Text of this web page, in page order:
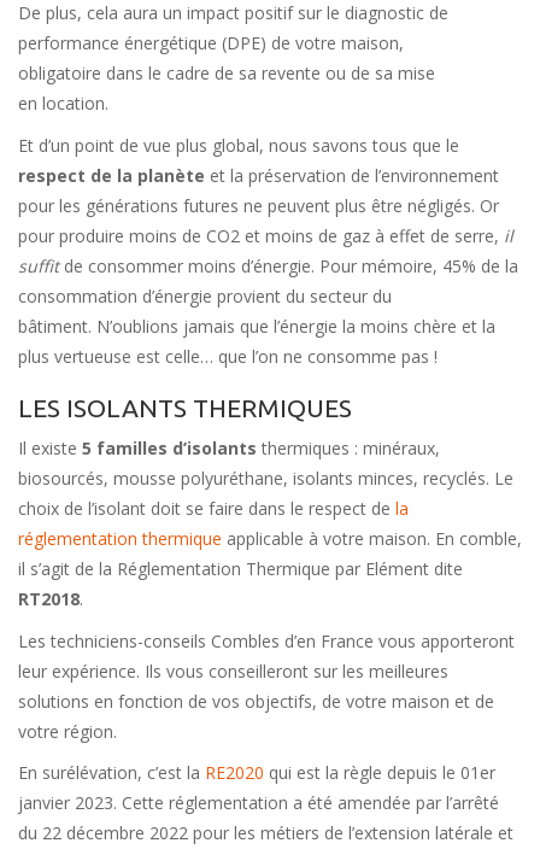
De plus, cela aura un impact positif sur le diagnostic de
performance énergétique (DPE) de votre maison,
obligatoire dans le cadre de sa revente ou de sa mise
en location.
Et d’un point de vue plus global, nous savons tous que le
respect de la planète et la préservation de l’environnement
pour les générations futures ne peuvent plus être négligés. Or
pour produire moins de CO2 et moins de gaz à effet de serre, il
suffitde consommer moins d’énergie. Pour mémoire, 45% de la
consommation d’énergie provient du secteur du
bâtiment. N’oublions jamais que l’énergie la moins chère et la
plus vertueuse est celle… que l’on ne consomme pas !
LES ISOLANTS THERMIQUES
Il existe 5 familles d’isolants thermiques : minéraux,
biosourcés, mousse polyuréthane, isolants minces, recyclés. Le
choix de l’isolant doit se faire dans le respect de la
réglementation thermique applicable à votre maison. En comble,
il s’agit de la Réglementation Thermique par Elément dite
RT2018.
Les techniciens-conseils Combles d’en France vous apporteront
leur expérience. Ils vous conseilleront sur les meilleures
solutions en fonction de vos objectifs, de votre maison et de
votre région.
En surélévation, c’est la RE2020 qui est la règle depuis le 01er
janvier 2023. Cette réglementation a été amendée par l’arrêté
du 22 décembre 2022 pour les métiers de l’extension latérale et